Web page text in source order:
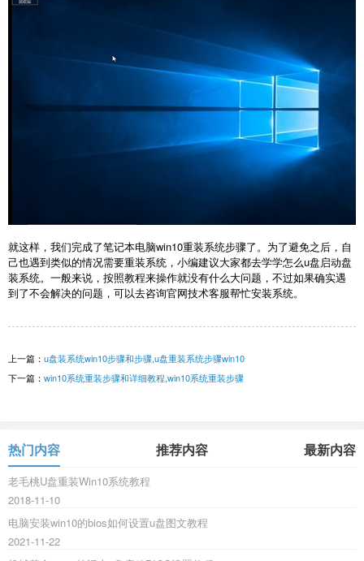
就这样，我们完成了笔记本电脑win10重装系统步骤了。为了避免之后，自
己也遇到类似的情况需要重装系统，小编建议大家都去学学怎么u盘启动盘
装系统。一般来说，按照教程来操作就没有什么大问题，不过如果确实遇
到了不会解决的问题，可以去咨询官网技术客服帮忙安装系统。
上一篇： u盘装系统win10步骤和步骤,u盘重装系统步骤win10
下一篇： win10系统重装步骤和详细教程,win10系统重装步骤
热门内容 推荐内容 最新内容
老毛桃U盘重装Win10系统教程
2018-11-10
电脑安装win10的bios如何设置u盘图文教程
2021-11-22